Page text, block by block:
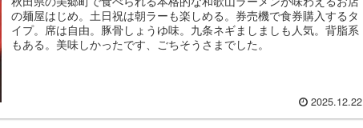
の麺屋はじめ。土日祝は朝ラーも楽しめる。券売機で食券購入するタ
イプ。席は自由。豚骨しょうゆ味。九条ネギましましも人気。背脂系
もある。美味しかったです、ごちそうさまでした。
2025.12.22